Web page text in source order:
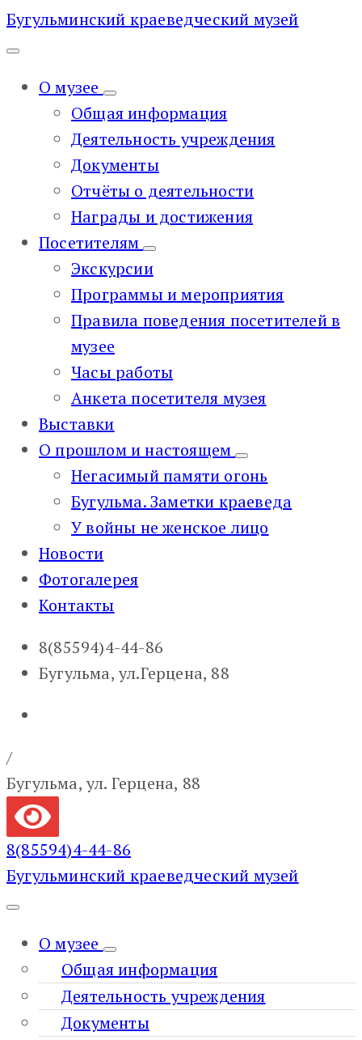
Бугульминский краеведческий музей
О музее
Общая информация
Деятельность учреждения
Документы
Отчёты о деятельности
Награды и достижения
Посетителям
Экскурсии
Программы и мероприятия
Правила поведения посетителей в
музее
Часы работы
Анкета посетителя музея
Выставки
О прошлом и настоящем
Негасимый памяти огонь
Бугульма. Заметки краеведа
У войны не женское лицо
Новости
Фотогалерея
Контакты
8(85594)4-44-86
Бугульма, ул.Герцена, 88
/
Бугульма, ул. Герцена, 88
8(85594)4-44-86
Бугульминский краеведческий музей
О музее
Общая информация
Деятельность учреждения
Документы